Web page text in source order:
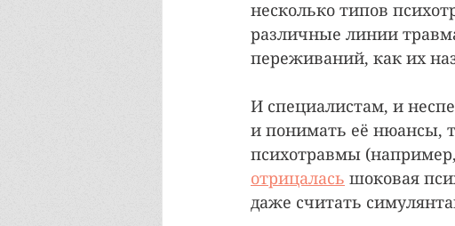
несколько типов
различные линии
переживаний, как их
И специалистам, и
и понимать её нюансы,
психотравмы
отрицалась шоковая
даже считать